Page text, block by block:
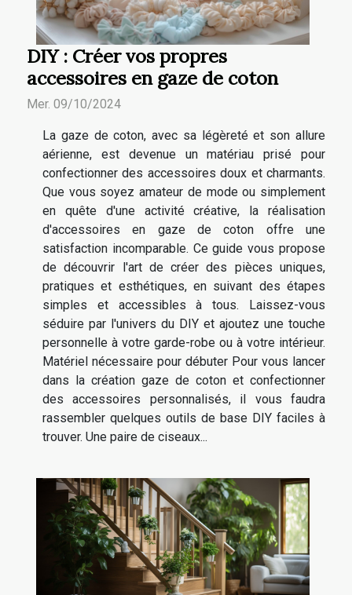
DIY : Créer vos propres
accessoires en gaze de coton
Mer. 09/10/2024
La gaze de coton, avec sa légèreté et son allure
aérienne, est devenue un matériau prisé pour
confectionner des accessoires doux et charmants.
Que vous soyez amateur de mode ou simplement
en quête d'une activité créative, la réalisation
d'accessoires en gaze de coton offre une
satisfaction incomparable. Ce guide vous propose
de découvrir l'art de créer des pièces uniques,
pratiques et esthétiques, en suivant des étapes
simples et accessibles à tous. Laissez-vous
séduire par l'univers du DIY et ajoutez une touche
personnelle à votre garde-robe ou à votre intérieur.
Matériel nécessaire pour débuter Pour vous lancer
dans la création gaze de coton et confectionner
des accessoires personnalisés, il vous faudra
rassembler quelques outils de base DIY faciles à
trouver. Une paire de ciseaux...